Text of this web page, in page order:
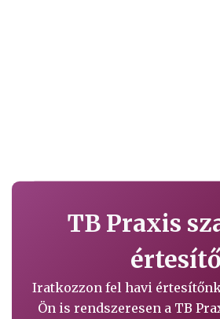
TB Praxis
Iratkozzon fel havi
Ön is rendszeresen a TB